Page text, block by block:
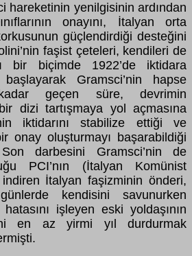
hareketinin yenilgisinin ardından
onayını, İtalyan orta
güçlendirdiği desteğini
faşist çeteleri, kendileri de
bir biçimde 1922’de iktidara
Gramsci’nin hapse
kadar geçen süre, devrimin
dizi tartışmaya yol açmasına
iktidarını stabilize ettiği ve
onay oluşturmayı başarabildiği
darbesini Gramsci’nin de
PCI’nın (İtalyan Komünist
İtalyan faşizminin önderi,
kendisini savunurken
işleyen eski yoldaşının
en az yirmi yıl durdurmak